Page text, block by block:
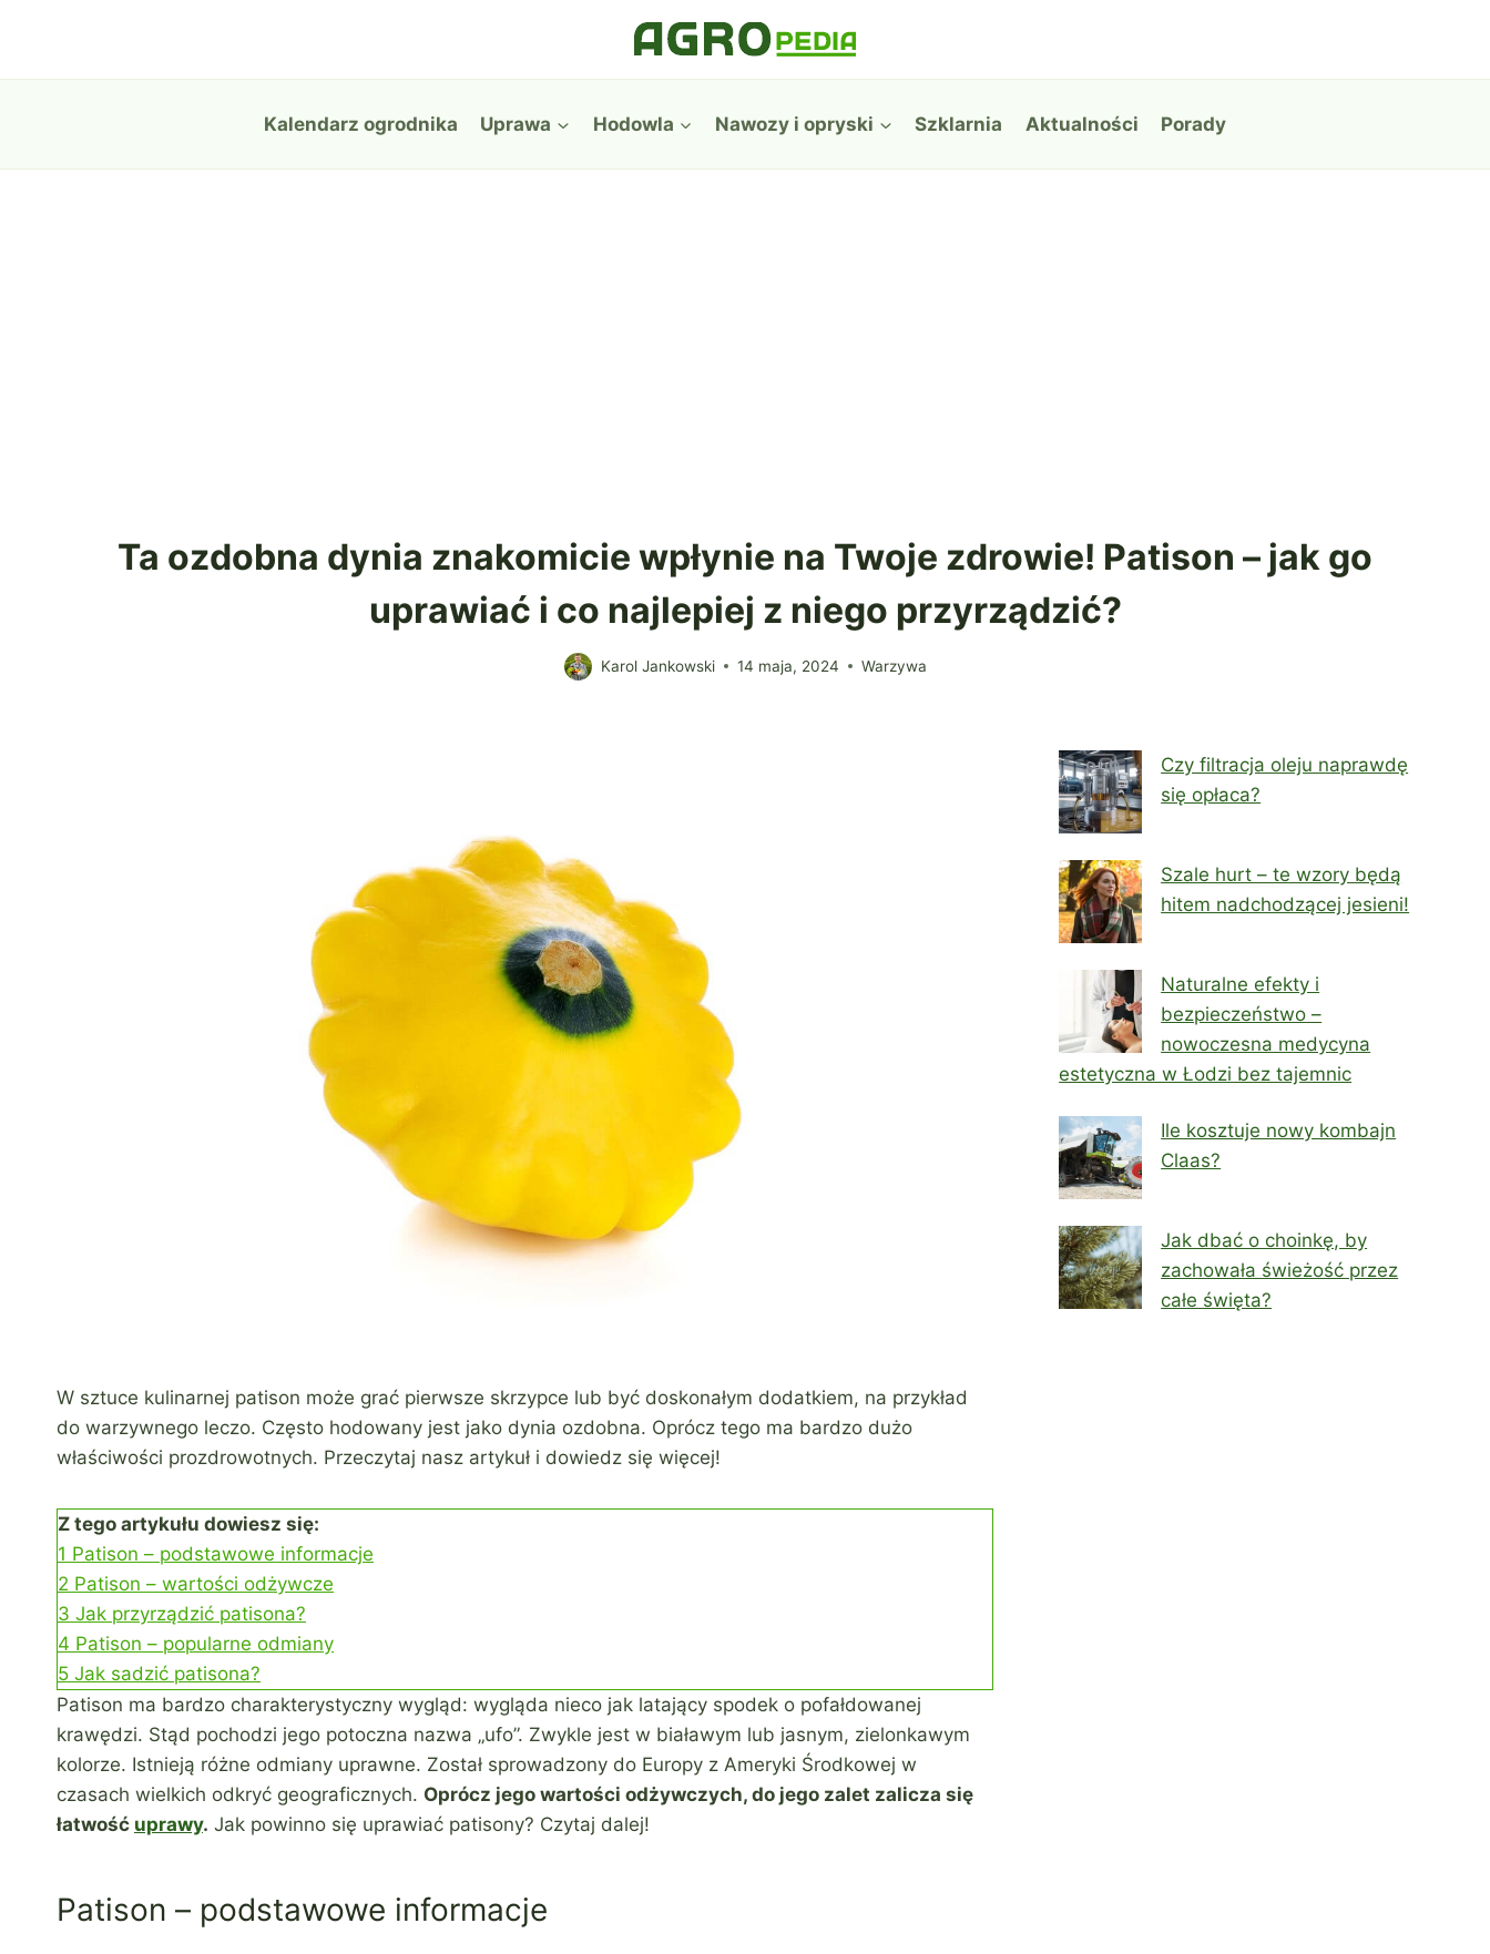
treści
Kalendarz ogrodnika Uprawa Hodowla Nawozy i opryski Szklarnia Aktualności Porady
Ta ozdobna dynia znakomicie wpłynie na Twoje zdrowie! Patison – jak go
uprawiać i co najlepiej z niego przyrządzić?
Karol Jankowski 14 maja, 2024 Warzywa
W sztuce kulinarnej patison może grać pierwsze skrzypce lub być doskonałym dodatkiem, na przykład
do warzywnego leczo. Często hodowany jest jako dynia ozdobna. Oprócz tego ma bardzo dużo
właściwości prozdrowotnych. Przeczytaj nasz artykuł i dowiedz się więcej!
Z tego artykułu dowiesz się:
1 Patison – podstawowe informacje
2 Patison – wartości odżywcze
3 Jak przyrządzić patisona?
4 Patison – popularne odmiany
5 Jak sadzić patisona?
Patison ma bardzo charakterystyczny wygląd: wygląda nieco jak latający spodek o pofałdowanej
krawędzi. Stąd pochodzi jego potoczna nazwa „ufo”. Zwykle jest w białawym lub jasnym, zielonkawym
kolorze. Istnieją różne odmiany uprawne. Został sprowadzony do Europy z Ameryki Środkowej w
czasach wielkich odkryć geograficznych. Oprócz jego wartości odżywczych, do jego zalet zalicza się
łatwość uprawy. Jak powinno się uprawiać patisony? Czytaj dalej!
Patison – podstawowe informacje
Czy filtracja oleju naprawdę
się opłaca?
Szale hurt – te wzory będą
hitem nadchodzącej jesieni!
Naturalne efekty i
bezpieczeństwo –
nowoczesna medycyna
estetyczna w Łodzi bez tajemnic
Ile kosztuje nowy kombajn
Claas?
Jak dbać o choinkę, by
zachowała świeżość przez
całe święta?